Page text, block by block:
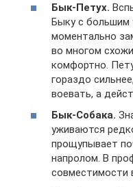
Бык-Петух.
Быку с большим
моментально
во многом
комфортно.
гораздо
воевать, а
Бык-Собака.
уживаются
прощупывает
напролом. В
совместимости